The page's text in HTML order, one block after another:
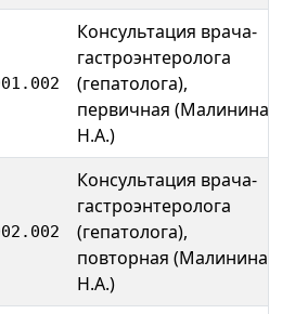
Консультация врача-
гастроэнтеролога
(гепатолога),
первичная (Малинина
Н.А.)
Консультация врача-
гастроэнтеролога
(гепатолога),
повторная (Малинина
Н.А.)